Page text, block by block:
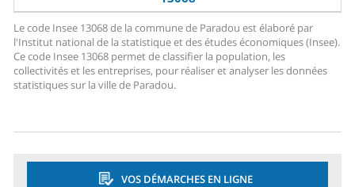
Le code Insee 13068 de la commune de Paradou est élaboré par
l'Institut national de la statistique et des études économiques (Insee).
Ce code Insee 13068 permet de classifier la population, les
collectivités et les entreprises, pour réaliser et analyser les données
statistiques sur la ville de Paradou.
VOS DÉMARCHES EN LIGNE